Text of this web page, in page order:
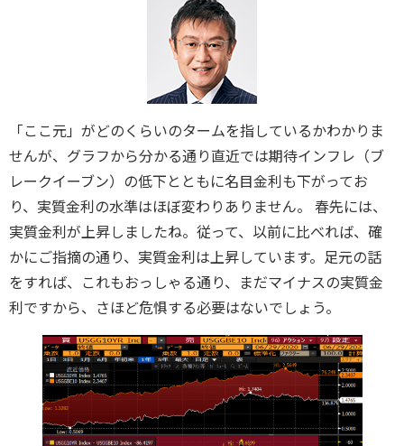
「ここ元」がどのくらいのタームを指しているかわかりま
せんが、グラフから分かる通り直近では期待インフレ（ブ
レークイーブン）の低下とともに名目金利も下がってお
り、実質金利の水準はほぼ変わりありません。 春先には、
実質金利が上昇しましたね。従って、以前に比べれば、確
かにご指摘の通り、実質金利は上昇しています。足元の話
をすれば、これもおっしゃる通り、まだマイナスの実質金
利ですから、さほど危惧する必要はないでしょう。